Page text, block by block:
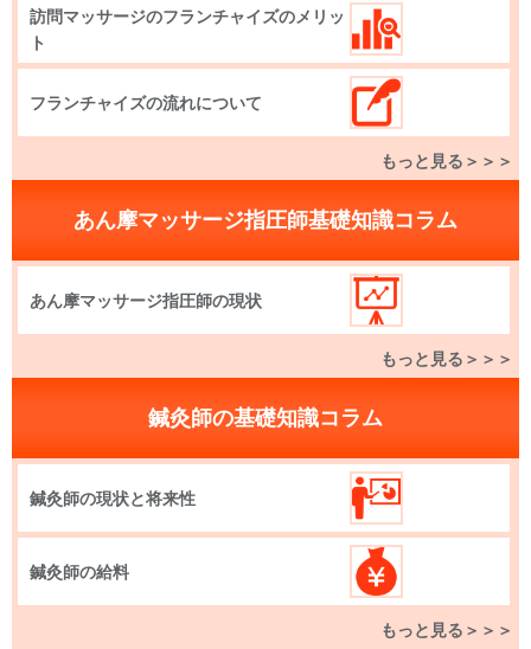
訪問マッサージのフランチャイズのメリッ
ト
フランチャイズの流れについて
もっと見る＞＞＞
あん摩マッサージ指圧師基礎知識コラム
あん摩マッサージ指圧師の現状
もっと見る＞＞＞
鍼灸師の基礎知識コラム
鍼灸師の現状と将来性
鍼灸師の給料
もっと見る＞＞＞